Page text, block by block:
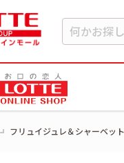
フリュイジュレ＆シャーベッ